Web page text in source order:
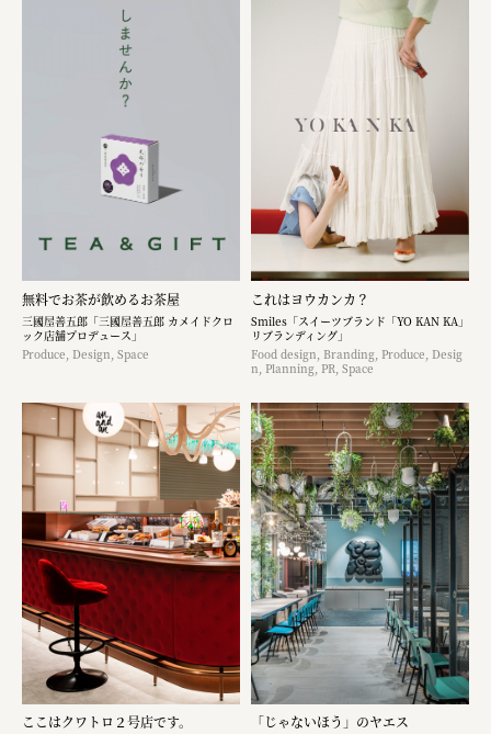
無料でお茶が飲めるお茶屋
三國屋善五郎「三國屋善五郎 カメイドクロ
ック店舗プロデュース」
Produce, Design, Space
これはヨウカンカ？
Smiles「スイーツブランド「YO KAN KA」
リブランディング」
Food design, Branding, Produce, Desig
n, Planning, PR, Space
ここはクワトロ２号店です。 「じゃないほう」のヤエス